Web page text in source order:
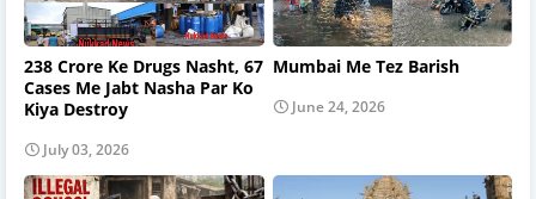
238 Crore Ke Drugs Nasht, 67
Cases Me Jabt Nasha Par Ko
Kiya Destroy
July 03, 2026
Mumbai Me Tez Barish
June 24, 2026